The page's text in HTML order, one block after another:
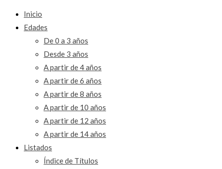
Inicio
Edades
De 0 a 3 años
Desde 3 años
A partir de 4 años
A partir de 6 años
A partir de 8 años
A partir de 10 años
A partir de 12 años
A partir de 14 años
Listados
Índice de Títulos